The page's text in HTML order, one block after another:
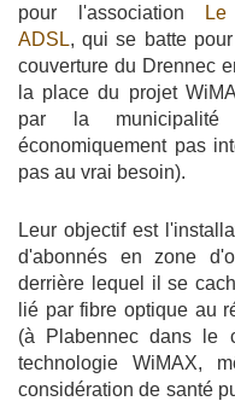
pour l'association
ADSL, qui se batte
couverture du Drennec
la place du projet
par la municipalité
économiquement pas
pas au vrai besoin).
Leur objectif est
d'abonnés en zone
derrière lequel il se
lié par fibre optique au
(à Plabennec dans le
technologie WiMAX,
considération de santé